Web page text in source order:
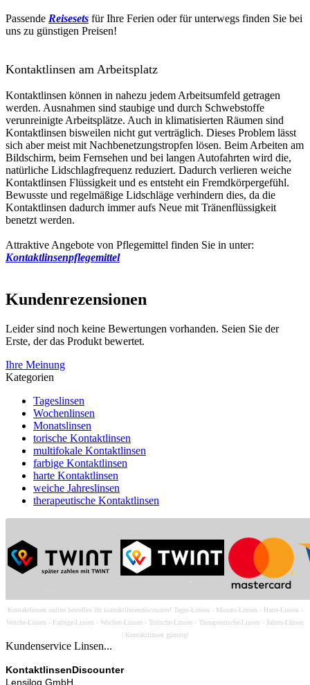
Passende Reisesets für Ihre Ferien oder für unterwegs finden Sie bei
uns zu günstigen Preisen!
Kontaktlinsen am Arbeitsplatz
Kontaktlinsen können in nahezu jedem Arbeitsumfeld getragen
werden. Ausnahmen sind staubige und durch Schwebstoffe
verunreinigte Arbeitsplätze. Auch in klimatisierten Räumen sind
Kontaktlinsen bisweilen nicht gut verträglich. Dieses Problem lässt
sich aber meist mit Nachbenetzungstropfen lösen. Beim Arbeiten am
Bildschirm, beim Fernsehen und bei langen Autofahrten wird die,
natürliche Lidschlagfrequenz reduziert. Dadurch verlieren weiche
Kontaktlinsen Flüssigkeit und es entsteht ein Fremdkörpergefühl.
Bewusste und regelmäßige Lidschläge verhindern dies, da die
Kontaktlinsen dadurch immer aufs Neue mit Tränenflüssigkeit
benetzt werden.
Attraktive Angebote von Pflegemittel finden Sie in unter:
Kontaktlinsenpflegemittel
Kundenrezensionen
Leider sind noch keine Bewertungen vorhanden. Seien Sie der
Erste, der das Produkt bewertet.
Ihre Meinung
Kategorien
Tageslinsen
Wochenlinsen
Monatslinsen
torische Kontaktlinsen
multifokale Kontaktlinsen
farbige Kontaktlinsen
harte Kontaktlinsen
weiche Jahreslinsen
therapeutische Kontaktlinsen
Kontaktlinsen online bestellen ihr kontaktlinsendiscounter! Tages-Linsen - Monats-Linsen - Harte-Linsen -
Weiche-Linsen - Farbige-Linsen - Wochen-Linsen - Torische-Linsen - Therapeutische-Linsen - Jahres-Linsen
| Kontaktlinsen günstig!
Kundenservice Linsen...
KontaktlinsenDiscounter
Lensilog GmbH